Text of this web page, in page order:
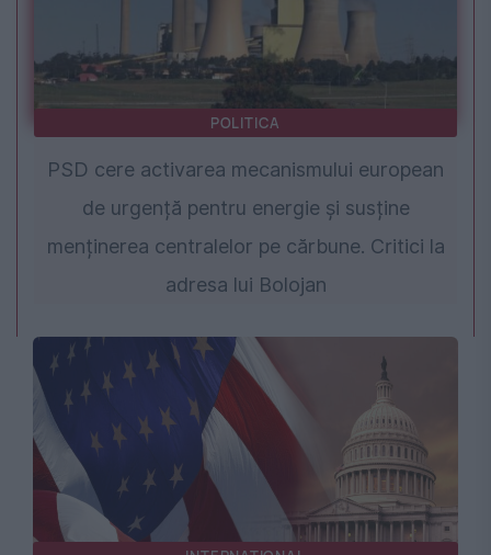
POLITICA
PSD cere activarea mecanismului european
de urgență pentru energie și susține
menținerea centralelor pe cărbune. Critici la
adresa lui Bolojan